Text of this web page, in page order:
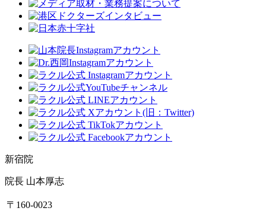
新宿院
院長 山本厚志
〒160-0023